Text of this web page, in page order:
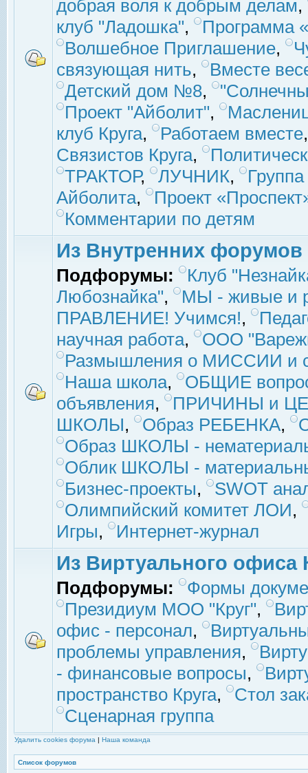
добрая воля к добрым делам,
клуб "Ладошка",
Программа
Волшебное Приглашение,
связующая нить,
Вместе
Детский дом №8,
Проект "Айболит",
клуб Круга, Работаем вместе
Связистов Круга,
ТРАКТОР, ЛУЧНИК,
Айболита,
Проект
Комментарии по детям
Из Внутренних форумов
Подфорумы:
Клуб
Любознайка",
МЫ - живые и
ПРАВЛЕНИЕ! Учимся!,
научная работа,
ООО
Размышления о МИССИИ и
Наша школа,
ОБЩИЕ
объявления,
ПРИЧИНЫ и
ШКОЛЫ, Образ РЕБЕНКА,
Образ ШКОЛЫ -
Облик ШКОЛЫ -
Бизнес-проекты,
SWOT
Олимпийский комитет ЛОИ,
Игры, Интернет-журнал
Из Виртуального офиса
Подфорумы:
Формы
Президиум МОО "Круг",
офис - персонал,
проблемы управления,
- финансовые вопросы,
пространство Круга,
Стол
Сценарная группа
Удалить cookies форума | Наша команда
Список форумов